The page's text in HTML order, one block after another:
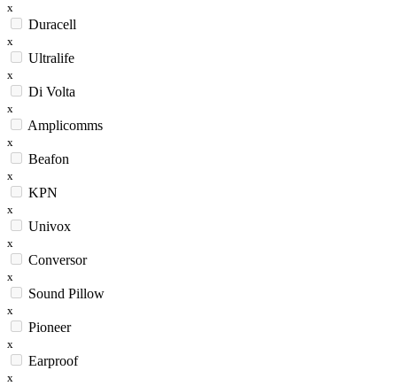
x
Duracell
x
Ultralife
x
Di Volta
x
Amplicomms
x
Beafon
x
KPN
x
Univox
x
Conversor
x
Sound Pillow
x
Pioneer
x
Earproof
x